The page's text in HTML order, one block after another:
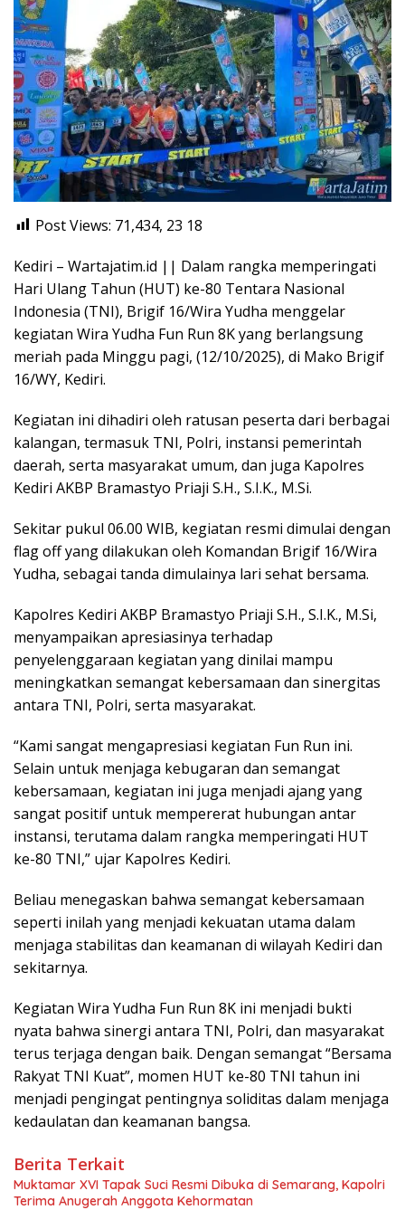
Post Views: 71,434, 23 18
Kediri – Wartajatim.id || Dalam rangka memperingati
Hari Ulang Tahun (HUT) ke-80 Tentara Nasional
Indonesia (TNI), Brigif 16/Wira Yudha menggelar
kegiatan Wira Yudha Fun Run 8K yang berlangsung
meriah pada Minggu pagi, (12/10/2025), di Mako Brigif
16/WY, Kediri.
Kegiatan ini dihadiri oleh ratusan peserta dari berbagai
kalangan, termasuk TNI, Polri, instansi pemerintah
daerah, serta masyarakat umum, dan juga Kapolres
Kediri AKBP Bramastyo Priaji S.H., S.I.K., M.Si.
Sekitar pukul 06.00 WIB, kegiatan resmi dimulai dengan
flag off yang dilakukan oleh Komandan Brigif 16/Wira
Yudha, sebagai tanda dimulainya lari sehat bersama.
Kapolres Kediri AKBP Bramastyo Priaji S.H., S.I.K., M.Si,
menyampaikan apresiasinya terhadap
penyelenggaraan kegiatan yang dinilai mampu
meningkatkan semangat kebersamaan dan sinergitas
antara TNI, Polri, serta masyarakat.
“Kami sangat mengapresiasi kegiatan Fun Run ini.
Selain untuk menjaga kebugaran dan semangat
kebersamaan, kegiatan ini juga menjadi ajang yang
sangat positif untuk mempererat hubungan antar
instansi, terutama dalam rangka memperingati HUT
ke-80 TNI,” ujar Kapolres Kediri.
Beliau menegaskan bahwa semangat kebersamaan
seperti inilah yang menjadi kekuatan utama dalam
menjaga stabilitas dan keamanan di wilayah Kediri dan
sekitarnya.
Kegiatan Wira Yudha Fun Run 8K ini menjadi bukti
nyata bahwa sinergi antara TNI, Polri, dan masyarakat
terus terjaga dengan baik. Dengan semangat “Bersama
Rakyat TNI Kuat”, momen HUT ke-80 TNI tahun ini
menjadi pengingat pentingnya soliditas dalam menjaga
kedaulatan dan keamanan bangsa.
Berita Terkait
Muktamar XVI Tapak Suci Resmi Dibuka di Semarang, Kapolri
Terima Anugerah Anggota Kehormatan